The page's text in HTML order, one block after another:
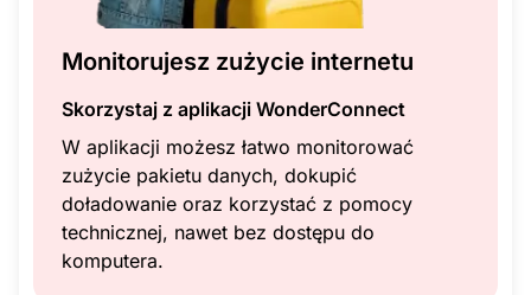
Monitorujesz zużycie internetu
Skorzystaj z aplikacji WonderConnect
W aplikacji możesz łatwo monitorować
zużycie pakietu danych, dokupić
doładowanie oraz korzystać z pomocy
technicznej, nawet bez dostępu do
komputera.